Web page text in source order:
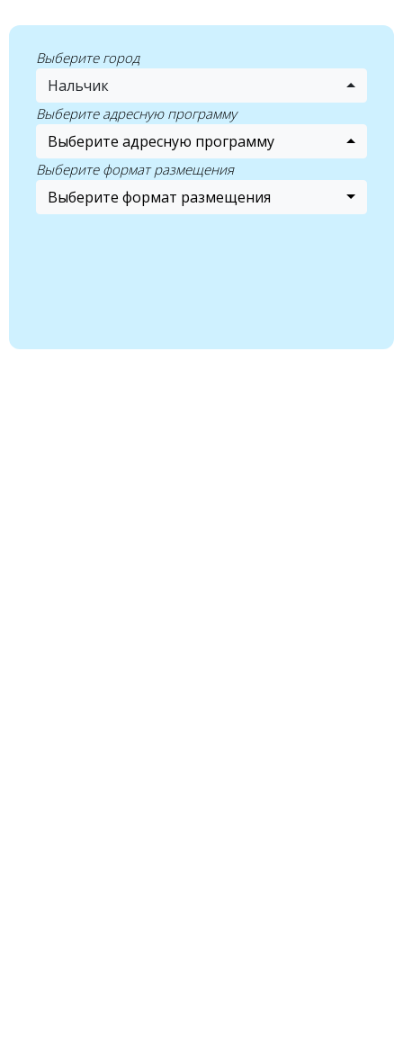
Выберите город
Нальчик
Выберите адресную программу
Выберите адресную программу
Выберите формат размещения
Выберите формат размещения